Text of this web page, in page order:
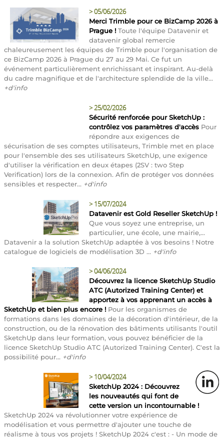
>05/06/2026
Merci Trimble pour ce BizCamp 2026 à
Prague ! Toute l'équipe Datavenir et
datavenir global remercie
chaleureusement les équipes de Trimble pour l'organisation de
ce BizCamp 2026 à Prague du 27 au 29 Mai. Ce fut un
événement particulièrement enrichissant et inspirant. Au-delà
du cadre magnifique et de l'architecture splendide de la ville...
+d'info
>25/02/2026
Sécurité renforcée pour SketchUp :
contrôlez vos paramètres d'accès Pour
répondre aux exigences de
sécurisation de ses comptes utilisateurs, Trimble met en place
pour l'ensemble des ses utilisateurs SketchUp, une exigence
d'utiliser la vérification en deux étapes (2SV : two Step
Verification) lors de la connexion. Afin de protéger vos données
sensibles et respecter... +d'info
> 15/07/2024
Datavenir est Gold Reseller SketchUp !
Que vous soyez une entreprise, un
particulier, une école, une mairie,...
Datavenir a la solution SketchUp adaptée à vos besoins ! Notre
catalogue de logiciels de modélisation 3D ... +d'info
>04/06/2024
Découvrez la licence SketchUp Studio
ATC (Autorized Training Center) et
apportez à vos apprenant un accès à
SketchUp et bien plus encore ! Pour les organismes de
formations dans les domaines de la décoration d'intérieur, de la
construction, ou de la rénovation des bâtiments utilisants l'outil
SketchUp dans leur formation, vous pouvez bénéficier de la
licence SketchUp Studio ATC (Autorized Training Center). C'est la
possibilité pour... +d'info
> 10/04/2024
SketchUp 2024 : Découvrez
les nouveautés qui font de
cette version un incontournable !
SketchUp 2024 va révolutionner votre expérience de
modélisation et vous permettre d'ajouter une touche de
réalisme à tous vos projets ! SketchUp 2024 c'est : - Un mode de